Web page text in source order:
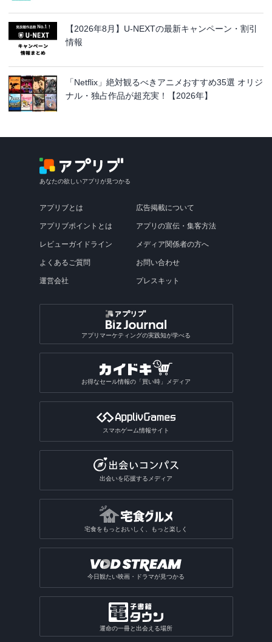
【2026年8月】U-NEXTの最新キャンペーン・割引
情報
「Netflix」絶対観るべきアニメおすすめ35選 オリジ
ナル・独占作品が超充実！【2026年】
あなたの欲しいアプリが見つかる
アプリブとは
アプリブポイントとは
レビューガイドライン
よくあるご質問
運営会社
広告掲載について
アプリの宣伝・集客方法
メディア関係者の方へ
お問い合わせ
プレスキット
アプリマーケティングの実践知が学べる
お得なセール情報の「買い時」メディア
スマホゲーム情報サイト
出会いを応援するメディア
宅食をもっとおいしく、もっと楽しく
今日観たい映画・ドラマが見つかる
運命の一冊と出会える場所